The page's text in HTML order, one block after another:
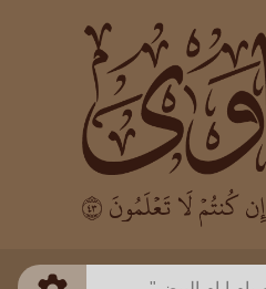
طريقة البحث
ذكي